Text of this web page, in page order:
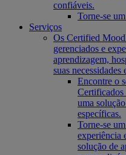
confiáveis.
Torne-se
Serviços
Os Certified
gerenciados e
aprendizagem,
suas necessidades
Encontre o
uma
específicas.
Torne-se
experiência
solução de